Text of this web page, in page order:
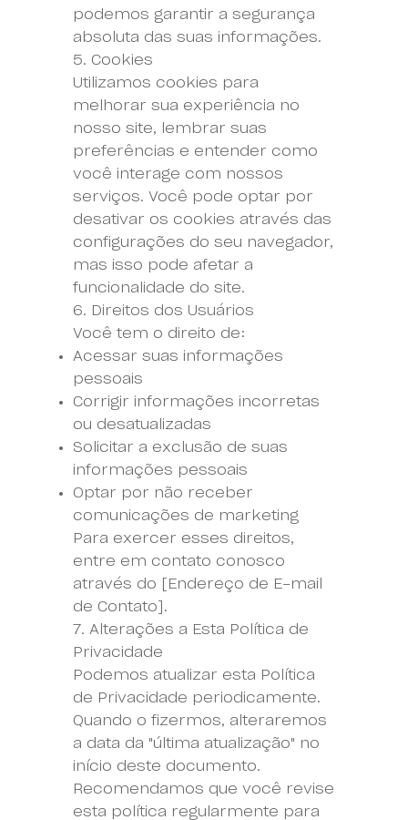
podemos garantir a segurança
absoluta das suas informações.
5. Cookies
Utilizamos cookies para
melhorar sua experiência no
nosso site, lembrar suas
preferências e entender como
você interage com nossos
serviços. Você pode optar por
desativar os cookies através das
configurações do seu navegador,
mas isso pode afetar a
funcionalidade do site.
6. Direitos dos Usuários
Você tem o direito de:
Acessar suas informações
pessoais
Corrigir informações incorretas
ou desatualizadas
Solicitar a exclusão de suas
informações pessoais
Optar por não receber
comunicações de marketing
Para exercer esses direitos,
entre em contato conosco
através do [Endereço de E-mail
de Contato].
7. Alterações a Esta Política de
Privacidade
Podemos atualizar esta Política
de Privacidade periodicamente.
Quando o fizermos, alteraremos
a data da "última atualização" no
início deste documento.
Recomendamos que você revise
esta política regularmente para